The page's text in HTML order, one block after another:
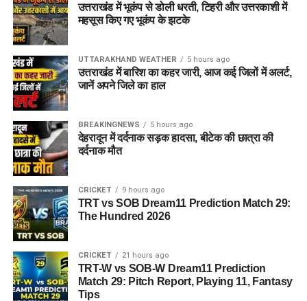
उत्तराखंड में भूकंप से डोली धरती, टिहरी और उत्तरकाशी में
महसूस किए गए भूकंप के झटके
UTTARAKHAND WEATHER 5 hours ago
उत्तराखंड में बारिश का कहर जारी, आज कई जिलों में अलर्ट,
जानें अपने जिले का हाल
BREAKINGNEWS 5 hours ago
देहरादून में दर्दनाक सड़क हादसा, बीटेक की छात्रा की
दर्दनाक मौत
CRICKET 9 hours ago
TRT vs SOB Dream11 Prediction Match 29:
The Hundred 2026
CRICKET 21 hours ago
TRT-W vs SOB-W Dream11 Prediction
Match 29: Pitch Report, Playing 11, Fantasy
Tips